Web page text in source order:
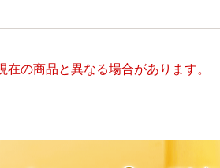
の商品と異なる場合があります。